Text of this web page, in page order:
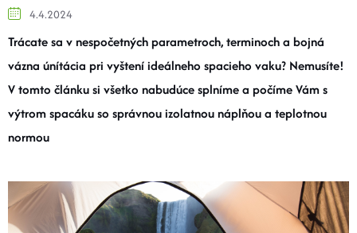
BATOHY a TAŠKY
OBLEČENIE
DOPLNKY
TOPÁNKY a PONOŽKY
4.4.2024
Trácate sa v nespočetných parametroch, terminoch a bojná
vázna únítácia pri vyštení ideálneho spacieho vaku? Nemusíte!
V tomto článku si všetko nabudúce splníme a počíme Vám s
výtrom spacáku so správnou izolatnou náplňou a teplotnou
normou